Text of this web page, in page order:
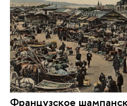
Французское